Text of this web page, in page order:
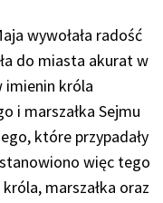
wywołała radość
do miasta akurat w
króla
i marszałka Sejmu
które przypadały
więc tego
marszałka oraz